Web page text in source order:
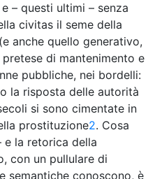
– questi ultimi – senza
civitas il seme della
anche quello generativo,
di mantenimento e
pubbliche, nei bordelli:
la risposta delle autorità
si sono cimentate in
prostituzione2. Cosa
e la retorica della
con un pullulare di
semantiche conoscono, è